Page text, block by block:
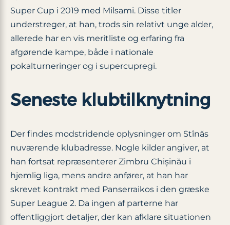
Super Cup i 2019 med Milsami. Disse titler
understreger, at han, trods sin relativt unge alder,
allerede har en vis meritliste og erfaring fra
afgørende kampe, både i nationale
pokalturneringer og i supercupregi.
Seneste klubtilknytning
Der findes modstridende oplysninger om Stînăs
nuværende klubadresse. Nogle kilder angiver, at
han fortsat repræsenterer Zimbru Chișinău i
hjemlig liga, mens andre anfører, at han har
skrevet kontrakt med Panserraikos i den græske
Super League 2. Da ingen af parterne har
offentliggjort detaljer, der kan afklare situationen